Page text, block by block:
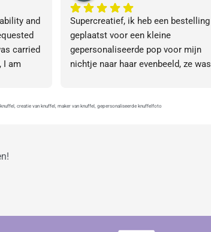
and
carried
I am
Supercreatief, ik heb een bestelling
geplaatst voor een kleine
gepersonaliseerde pop voor mijn
nichtje naar haar evenbeeld, ze was
creatie van knuffel, maker van knuffel, gepersonaliseerde knuffelfoto